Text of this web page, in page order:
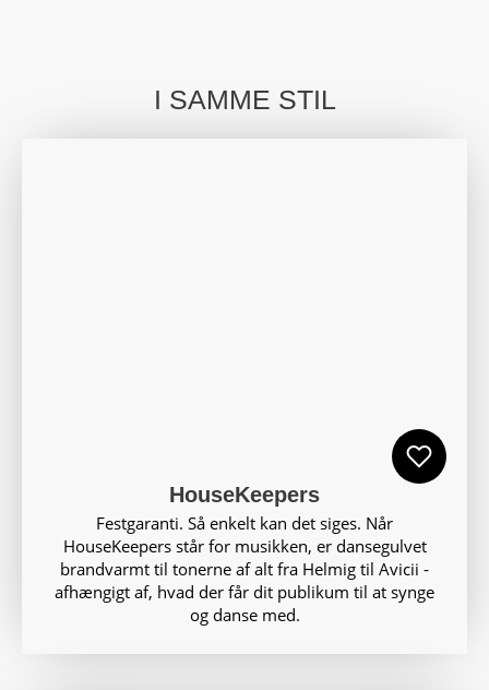
I SAMME STIL
HouseKeepers
Festgaranti. Så enkelt kan det siges. Når
HouseKeepers står for musikken, er dansegulvet
brandvarmt til tonerne af alt fra Helmig til Avicii ‑
afhængigt af, hvad der får dit publikum til at synge
og danse med.